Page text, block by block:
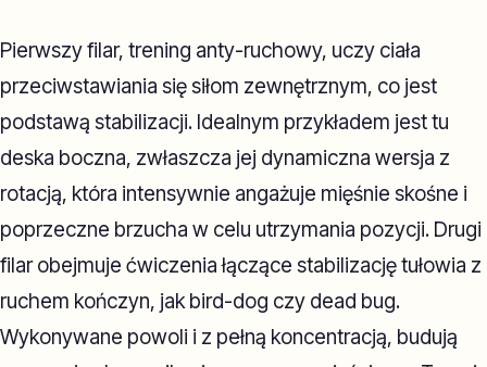
Pierwszy filar, trening anty-ruchowy, uczy ciała
przeciwstawiania się siłom zewnętrznym, co jest
podstawą stabilizacji. Idealnym przykładem jest tu
deska boczna, zwłaszcza jej dynamiczna wersja z
rotacją, która intensywnie angażuje mięśnie skośne i
poprzeczne brzucha w celu utrzymania pozycji. Drugi
filar obejmuje ćwiczenia łączące stabilizację tułowia z
ruchem kończyn, jak bird-dog czy dead bug.
Wykonywane powoli i z pełną koncentracją, budują